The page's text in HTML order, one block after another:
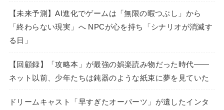
【未来予測】AI進化でゲームは「無限の暇つぶし」から
「終わらない現実」へ NPCが心を持ち「シナリオが消滅す
る日」
【回顧録】「攻略本」が最強の娯楽読み物だった時代――
ネット以前、少年たちは鈍器のような紙束に夢を見ていた
ドリームキャスト「早すぎたオーパーツ」が遺したインタ